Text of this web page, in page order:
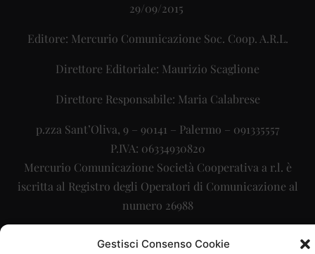
Gestisci Consenso Cookie
29/09/2015
Editore: Mercurio Comunicazione Soc. Coop. A.R.L.
Direttore Editoriale: Maurizio Scaglione
Direttore Responsabile: Maria Calabrese
p.zza Sant’Oliva, 9 – 90141 – Palermo – 091335557
P.IVA: 06334930820
Mercurio Comunicazione Società Cooperativa a r.l. è
iscritta al Registro degli Operatori di Comunicazione al
numero 26988